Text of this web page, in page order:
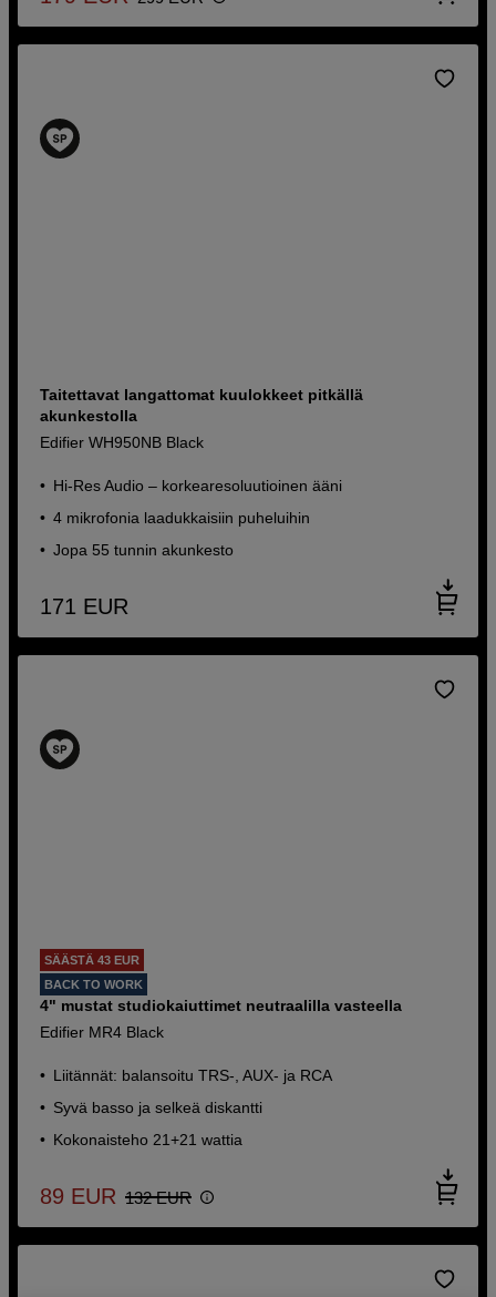
Taitettavat langattomat kuulokkeet pitkällä
akunkestolla
Edifier WH950NB Black
Hi-Res Audio – korkearesoluutioinen ääni
4 mikrofonia laadukkaisiin puheluihin
Jopa 55 tunnin akunkesto
171 EUR
SÄÄSTÄ 43 EUR
BACK TO WORK
4" mustat studiokaiuttimet neutraalilla vasteella
Edifier MR4 Black
Liitännät: balansoitu TRS-, AUX- ja RCA
Syvä basso ja selkeä diskantti
Kokonaisteho 21+21 wattia
89 EUR 132 EUR